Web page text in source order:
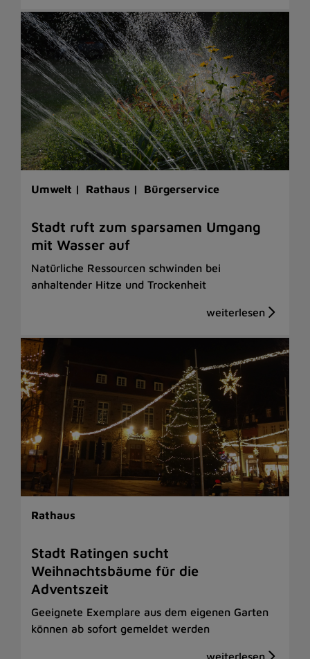
Umwelt | Rathaus | Bürgerservice
Stadt ruft zum sparsamen Umgang
mit Wasser auf
Natürliche Ressourcen schwinden bei
anhaltender Hitze und Trockenheit
Rathaus
Stadt Ratingen sucht
Weihnachtsbäume für die
Adventszeit
Geeignete Exemplare aus dem eigenen Garten
können ab sofort gemeldet werden